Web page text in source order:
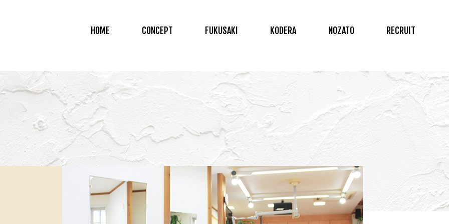
HOME CONCEPT FUKUSAKI KODERA NOZATO RECRUIT